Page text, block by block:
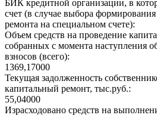
БИК кредитной организации, в
счет (в случае выбора
ремонта на специальном счете):
Объем средств на проведение
собранных с момента наступления
взносов (всего):
1369,17000
Текущая задолженность
капитальный ремонт, тыс.руб.:
55,04000
Израсходовано средств на